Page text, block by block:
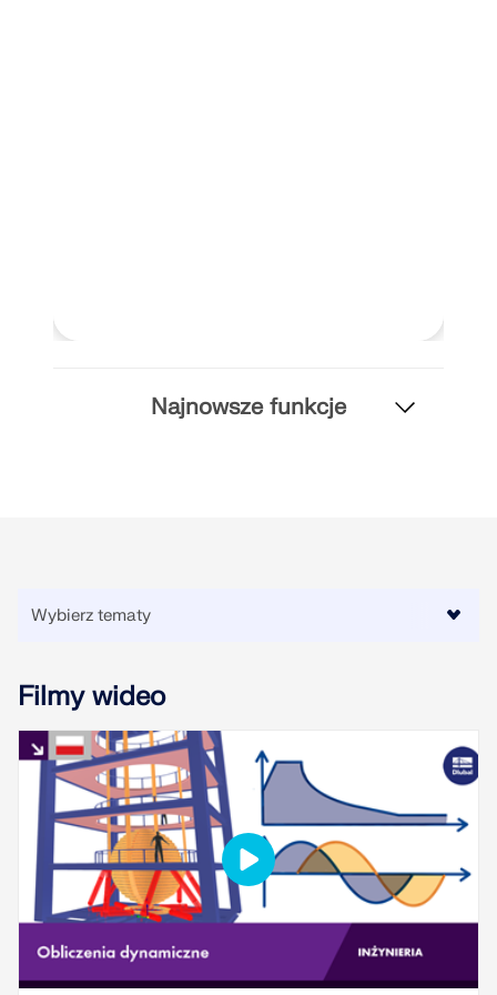
MES dla połączeń stalowych
Narzędzie Geo-Zone
Najnowsze funkcje
Filmy wideo